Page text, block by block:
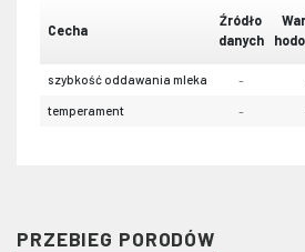
Cecha
Źródło
danych
szybkość oddawania mleka -
temperament -
PRZEBIEG PORODÓW